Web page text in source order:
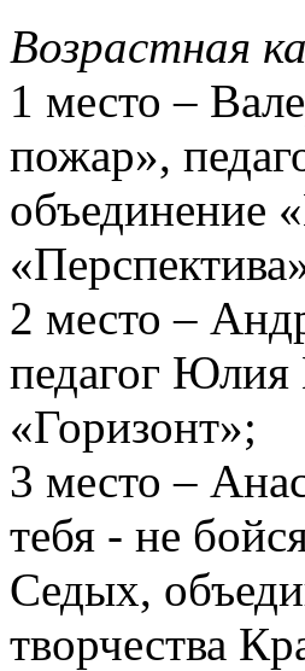
Возрастная
1 место –
пожар»,
2 место –
педагог
«Горизонт»;
3 место –
тебя - не
Седых,
творчества